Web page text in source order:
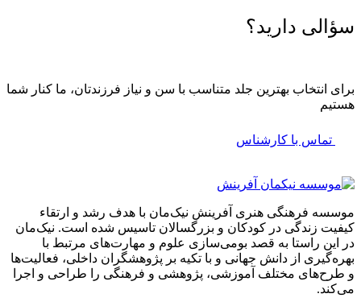
سؤالی دارید؟
برای انتخاب بهترین جلد متناسب با سن و نیاز فرزندتان، ما کنار شما
هستیم
تماس با کارشناس
موسسه فرهنگی هنری آفرینش نیک‌مان با هدف رشد و ارتقاء
کیفیت زندگی در کودکان و بزرگسالان تاسیس شده است. نیک‌مان
در این راستا به قصد بومی‌سازی علوم و مهارت‌های مرتبط با
بهره‌گیری از دانش جهانی و با تکیه بر پژوهشگران داخلی، فعالیت‌ها
و طرح‌های مختلف آموزشی، پژوهشی و فرهنگی را طراحی و اجرا
می‌کند.